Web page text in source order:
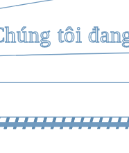
tôi